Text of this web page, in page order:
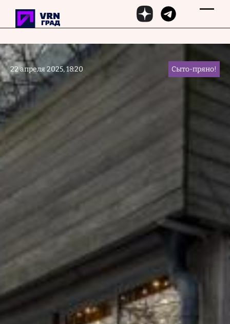
Перейти к основному содержанию
22 апреля 2025, 18:20 Сыто-пряно!